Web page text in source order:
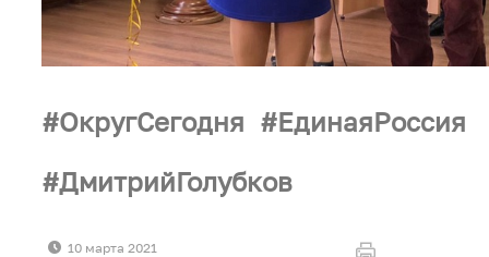
ОкругСегодня
ЕдинаяРоссия
ДмитрийГолубков
10 марта 2021